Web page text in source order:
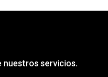
nuestros servicios.